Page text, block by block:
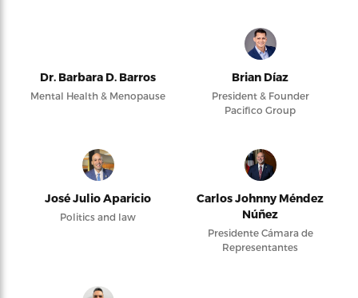
Dr. Barbara D. Barros
Mental Health & Menopause
Brian Díaz
President & Founder
Pacifico Group
José Julio Aparicio
Politics and law
Carlos Johnny Méndez
Núñez
Presidente Cámara de
Representantes